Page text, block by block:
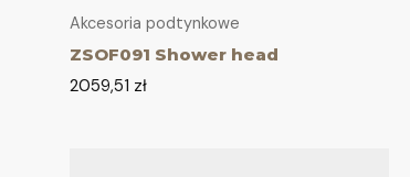
Akcesoria podtynkowe
ZSOF091 Shower head
2059,51 zł